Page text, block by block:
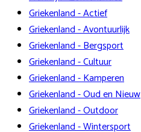
Griekenland - Actief
Griekenland - Avontuurlijk
Griekenland - Bergsport
Griekenland - Cultuur
Griekenland - Kamperen
Griekenland - Oud en Nieuw
Griekenland - Outdoor
Griekenland - Wintersport